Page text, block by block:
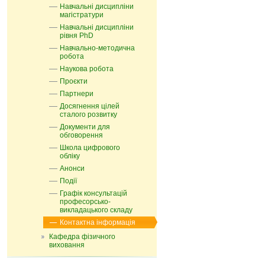
Навчальні дисципліни
магістратури
Навчальні дисципліни
рівня PhD
Навчально-методична
робота
Наукова робота
Проєкти
Партнери
Досягнення цілей
сталого розвитку
Документи для
обговорення
Школа цифрового
обліку
Анонси
Події
Графік консультацій
професорсько-
викладацького складу
Контактна інформація
Кафедра фізичного
виховання